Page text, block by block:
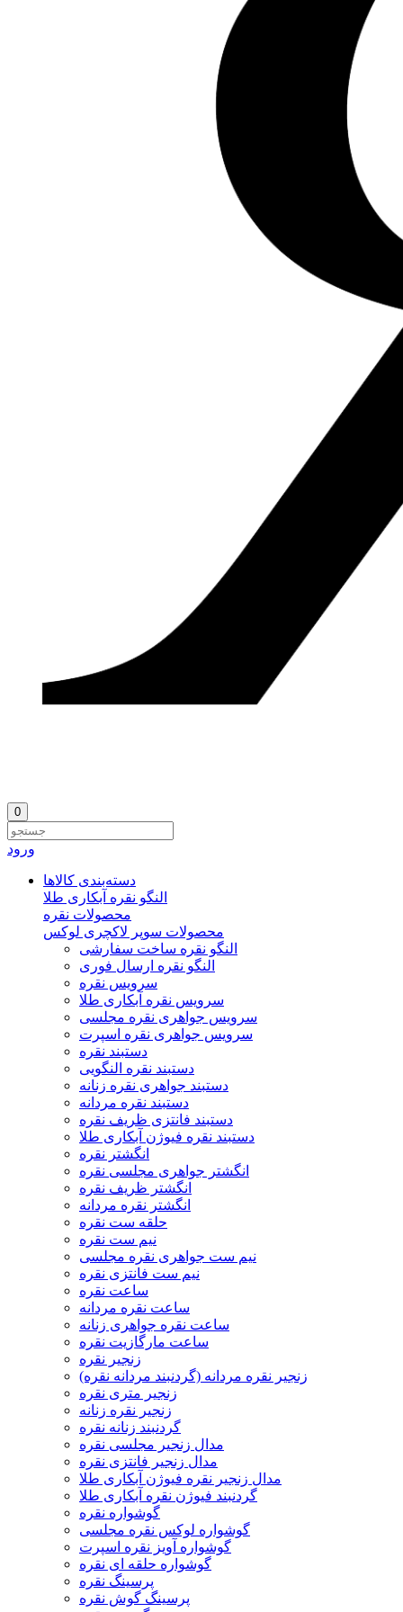
0
ورود
دسته‌بندی‌ کالاها
النگو نقره آبکاری طلا
محصولات نقره
محصولات سوپر لاکچری لوکس
النگو نقره ساخت سفارشی
النگو نقره ارسال فوری
سرویس نقره
سرویس نقره آبکاری طلا
سرویس جواهری نقره مجلسی
سرویس جواهری نقره اسپرت
دستبند نقره
دستبند نقره النگویی
دستبند جواهری نقره زنانه
دستبند نقره مردانه
دستبند فانتزی ظریف نقره
دستبند نقره فیوژن آبکاری طلا
انگشتر نقره
انگشتر جواهری مجلسی نقره
انگشتر ظریف نقره
انگشتر نقره مردانه
حلقه ست نقره
نیم ست نقره
نیم ست جواهری نقره مجلسی
نیم ست فانتزی نقره
ساعت نقره
ساعت نقره مردانه
ساعت نقره جواهری زنانه
ساعت مارگازیت نقره
زنجیر نقره
زنجیر نقره مردانه (گردنبند مردانه نقره)
زنجیر متری نقره
زنجیر نقره زنانه
گردنبند زنانه نقره
مدال زنجیر مجلسی نقره
مدال زنجیر فانتزی نقره
مدال زنجیر نقره فیوژن آبکاری طلا
گردنبند فیوژن نقره آبکاری طلا
گوشواره نقره
گوشواره لوکس نقره مجلسی
گوشواره آویز نقره اسپرت
گوشواره حلقه ای نقره
پرسینگ نقره
پرسینگ گوش نقره